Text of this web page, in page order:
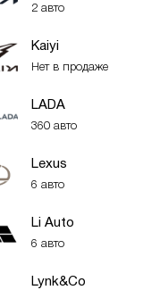
2 авто
Kaiyi
Нет в продаже
LADA
360 авто
Lexus
6 авто
Li Auto
6 авто
Lynk&Co